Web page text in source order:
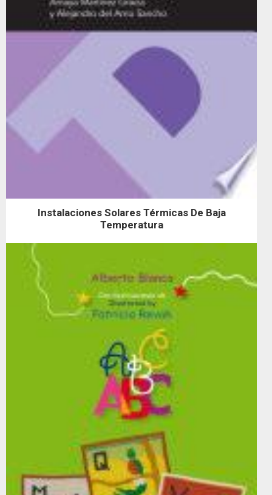
Instalaciones Solares Térmicas De Baja
Temperatura